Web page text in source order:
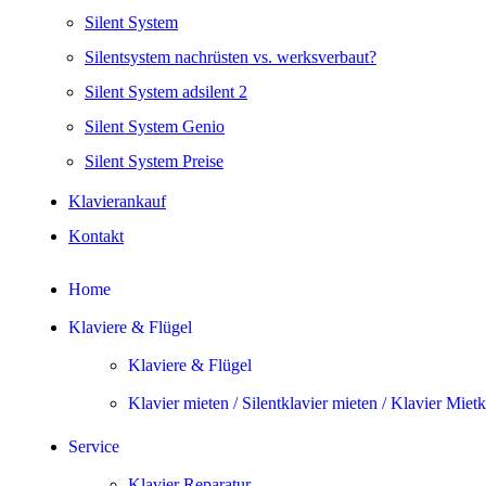
Silent System
Silentsystem nachrüsten vs. werksverbaut?
Silent System adsilent 2
Silent System Genio
Silent System Preise
Klavierankauf
Kontakt
Home
Klaviere & Flügel
Klaviere & Flügel
Klavier mieten / Silentklavier mieten / Klavier
Service